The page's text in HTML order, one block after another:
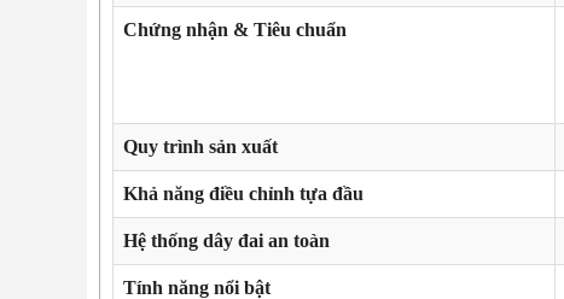
Chứng nhận & Tiêu chuẩn
Quy trình sản xuất
Khả năng điều chỉnh tựa đầu
Hệ thống dây đai an toàn
Tính năng nổi bật